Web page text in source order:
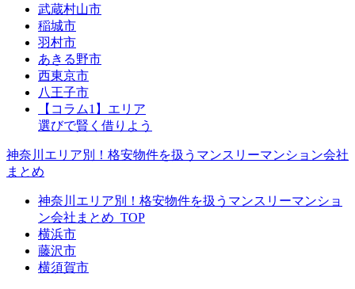
武蔵村山市
稲城市
羽村市
あきる野市
西東京市
八王子市
【コラム1】エリア
選びで賢く借りよう
神奈川エリア別！格安物件を扱うマンスリーマンション会社
まとめ
神奈川エリア別！格安物件を扱うマンスリーマンショ
ン会社まとめ_TOP
横浜市
藤沢市
横須賀市